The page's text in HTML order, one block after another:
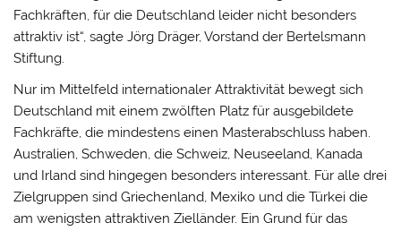
Fachkräften, für die Deutschland leider nicht besonders
attraktiv ist“, sagte Jörg Dräger, Vorstand der Bertelsmann
Stiftung.
Nur im Mittelfeld internationaler Attraktivität bewegt sich
Deutschland mit einem zwölften Platz für ausgebildete
Fachkräfte, die mindestens einen Masterabschluss haben.
Australien, Schweden, die Schweiz, Neuseeland, Kanada
und Irland sind hingegen besonders interessant. Für alle drei
Zielgruppen sind Griechenland, Mexiko und die Türkei die
am wenigsten attraktiven Zielländer. Ein Grund für das